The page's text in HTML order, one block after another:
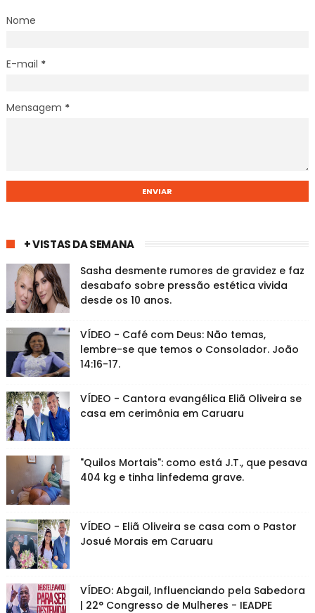
Nome
E-mail *
Mensagem *
+ VISTAS DA SEMANA
Sasha desmente rumores de gravidez e faz
desabafo sobre pressão estética vivida
desde os 10 anos.
VÍDEO - Café com Deus: Não temas,
lembre-se que temos o Consolador. João
14:16-17.
VÍDEO - Cantora evangélica Eliã Oliveira se
casa em cerimônia em Caruaru
"Quilos Mortais": como está J.T., que pesava
404 kg e tinha linfedema grave.
VÍDEO - Eliã Oliveira se casa com o Pastor
Josué Morais em Caruaru
VÍDEO: Abgail, Influenciando pela Sabedora
| 22° Congresso de Mulheres - IEADPE